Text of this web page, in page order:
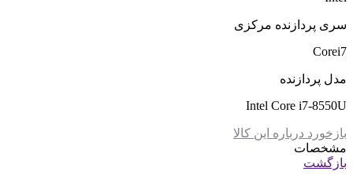
سری پردازنده مرکزی
Corei7
مدل پردازنده
Intel Core i7-8550U
بازخورد درباره این کالا
مشخصات
بازگشت